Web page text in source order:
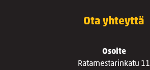
Ota yhteyttä
Osoite
Ratamestarinkatu 11